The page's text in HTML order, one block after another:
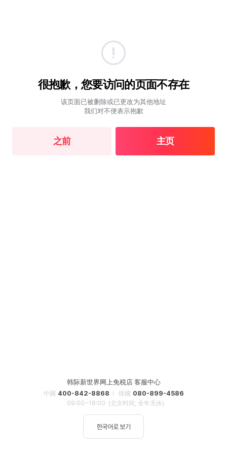
很抱歉，您要访问的页面不存在
该页面已被删除或已更改为其他地址
我们对不便表示抱歉
之前 主页
韩际新世界网上免税店 客服中心
中國 400-842-8868 韓國 080-899-4586
09:00~18:00 (北京时间, 全年无休)
한국어로 보기